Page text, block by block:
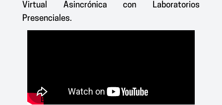
Virtual Asincrónica con Laboratorios
Presenciales.
El laboratorio de Materiales y Suelos y el de